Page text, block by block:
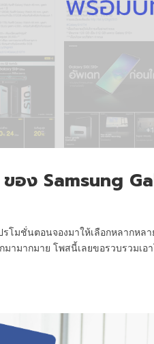
อง Samsung
โมชั่นตอนจองมาให้เลือกหลากหลา
ามากมาย โพสนี้เลยขอรวบรวมเ